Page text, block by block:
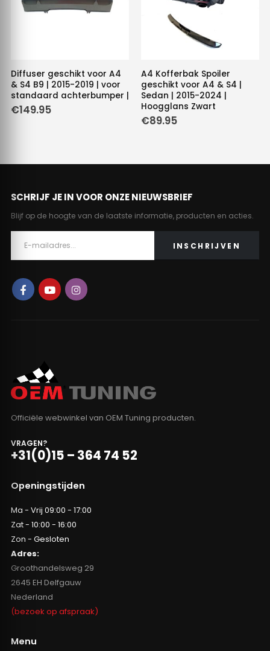
Diffuser geschikt voor A4
& S4 B9 | 2015-2019 | voor
standaard achterbumper |
€149.95
A4 Kofferbak Spoiler
geschikt voor A4 & S4 |
Sedan | 2015-2024 |
Hoogglans Zwart
€89.95
SCHRIJF JE IN VOOR ONZE NIEUWSBRIEF
Blijf op de hoogte van de laatste informatie, producten en acties.
Officiële webwinkel van OEM Tuning producten.
VRAGEN?
+31(0)15 – 364 74 52
Openingstijden
Ma - Vrij 09:00 - 17:00
Zat - 10:00 - 16:00
Zon - Gesloten
Adres:
Groothandelsweg 29
2645 EH Delfgauw
Nederland
(bezoek op afspraak)
Menu